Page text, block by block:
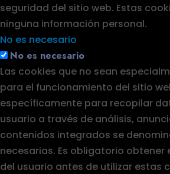
seguridad del sitio web. Estas
ninguna información personal.
No es necesario
No es necesario
Las cookies que no sean
para el funcionamiento del sitio
específicamente para recopilar
usuario a través de análisis,
contenidos integrados se
necesarias. Es obligatorio obtener
del usuario antes de utilizar estas